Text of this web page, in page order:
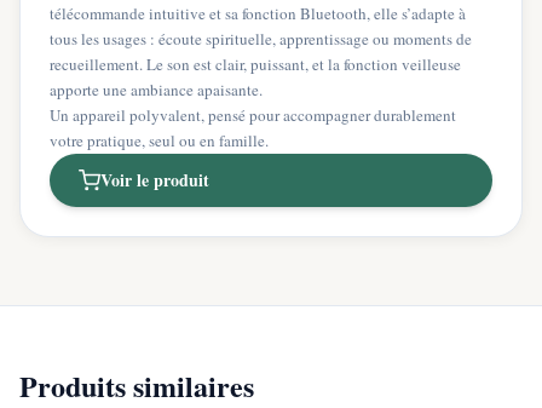
télécommande intuitive et sa fonction Bluetooth, elle s’adapte à
tous les usages : écoute spirituelle, apprentissage ou moments de
recueillement. Le son est clair, puissant, et la fonction veilleuse
apporte une ambiance apaisante.
Un appareil polyvalent, pensé pour accompagner durablement
votre pratique, seul ou en famille.
Voir le produit
Produits similaires